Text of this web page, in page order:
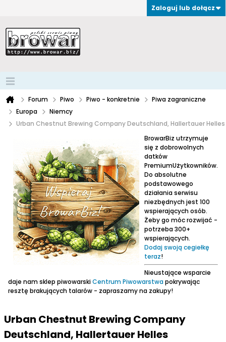
Zaloguj lub dołącz
Forum Piwo Piwo - konkretnie
Piwa zagraniczne
Europa
Niemcy
Urban Chestnut Brewing Company Deutschland, Hallertauer Helles
BrowarBiz utrzymuje
się z dobrowolnych
datków
PremiumUżytkowników.
Do absolutne
podstawowego
działania serwisu
niezbędnych jest 100
wspierających osób.
Żeby go móc rozwijać -
potrzeba 300+
wspierających.
Dodaj swoją cegiełkę
teraz!
Nieustające wsparcie
daje nam sklep piwowarskiCentrum Piwowarstwapokrywając
resztę brakujących talarów - zapraszamy na zakupy!
Urban Chestnut Brewing Company
Deutschland, Hallertauer Helles